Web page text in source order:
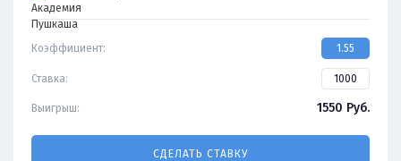
Коэффициент: 1.55
Ставка:
Выигрыш: 1550 Руб.
СДЕЛАТЬ СТАВКУ